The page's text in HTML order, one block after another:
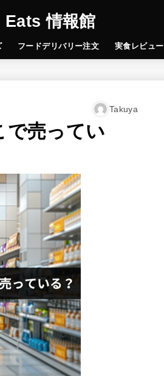
Eats 情報館
フードデリバリー注文 実食レビュー
Takuya
で売ってい